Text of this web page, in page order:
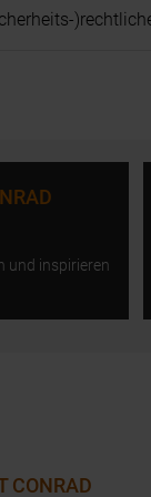
und inspirieren
CONRAD